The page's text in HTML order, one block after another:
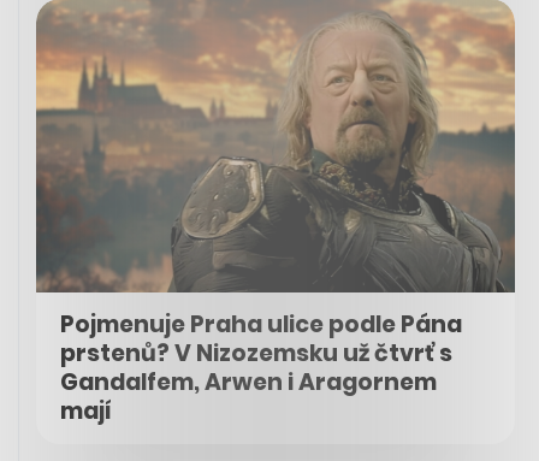
Pojmenuje Praha ulice podle Pána
prstenů? V Nizozemsku už čtvrť s
Gandalfem, Arwen i Aragornem
mají